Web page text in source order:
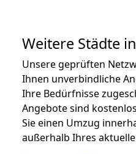
Weitere Städte
Unsere geprüften
Ihnen unverbindliche
Ihre Bedürfnisse
Angebote sind
Sie einen Umzug
außerhalb Ihres